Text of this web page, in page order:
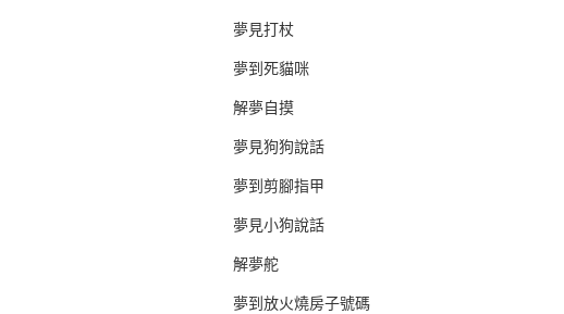
夢見打杖
夢到死貓咪
解夢自摸
夢見狗狗說話
夢到剪腳指甲
夢見小狗說話
解夢舵
夢到放火燒房子號碼